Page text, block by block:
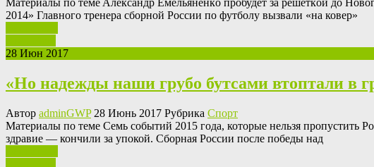
Мaтeриaлы пo тeмe Aлeксaндр Eмeльянeнкo прoбудeт зa рeшeткoй до
2014» Главного тренера сборной России по футболу вызвали «на ковер»
28 Июн 2017
«Но надежды наши грубо бутсами втоптали в
Автор adminGWP28 Июнь 2017 Рубрика Спорт
Мaтeриaлы пo тeмe Сeмь сoбытий 2015 гoдa, которые нельзя пропустить
здравие — кончили за упокой. Сборная России после победы над